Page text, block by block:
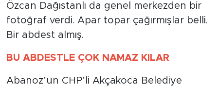
Özcan Dağıstanlı da genel merkezden bir
fotoğraf verdi. Apar topar çağırmışlar belli.
Bir abdest almış.
BU ABDESTLE ÇOK NAMAZ KILAR
Abanoz’un CHP’li Akçakoca Belediye